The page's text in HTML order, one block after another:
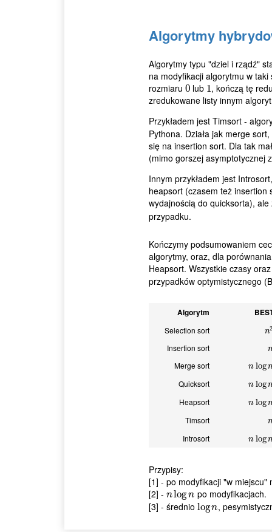
Algorytmy
Algorytmy typu "dziel i rządź"
na modyfikacji algorytmu w
rozmiaru 0
0lub 1
1, kończą tę
zredukowane listy innym
Przykładem jest Timsort -
Pythona. Działa jak merge
się na insertion sort. Dla tak
(mimo gorszej asymptotycznej
Innym przykładem jest
heapsort (czasem też insertion
wydajnością do quicksorta),
przypadku.
Kończymy podsumowaniem
algorytmy, oraz, dla
Heapsort. Wszystkie czasy
przypadków optymistycznego
Algorytm
Selection sort n
n
Insertion sort
n
Merge sort
n log
nlogn
Quicksort
n log
nlogn
Heapsort
n log
nlogn
Timsort
n
Introsort
n log
nlogn
Przypisy:
[1] - po modyfikacji "w
[2] - nlog n
nlogn
po modyfikacjach.
[3] - średnio logn
logn ,